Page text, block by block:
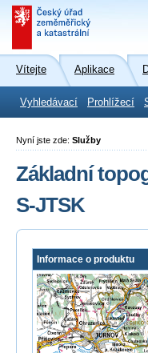
Vítejte Aplikace
Vyhledávací Prohlížecí
Nyní jste zde: Služby
Základní
S-JTSK
Informace o produktu